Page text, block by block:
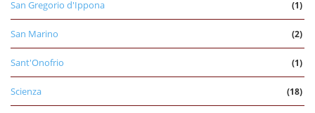
San Gregorio d'Ippona (1)
San Marino (2)
Sant'Onofrio (1)
Scienza (18)